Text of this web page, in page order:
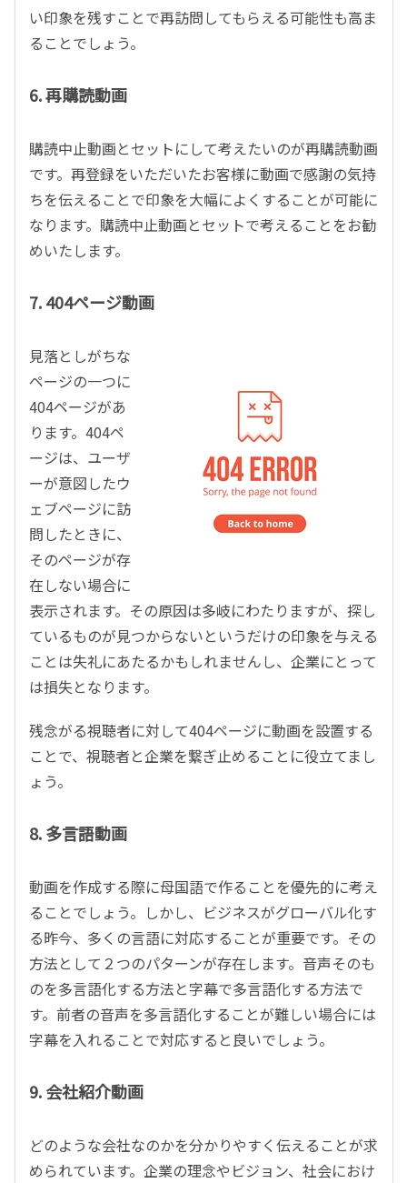
い印象を残すことで再訪問してもらえる可能性も高ま
ることでしょう。
6. 再購読動画
購読中止動画とセットにして考えたいのが再購読動画
です。再登録をいただいたお客様に動画で感謝の気持
ちを伝えることで印象を大幅によくすることが可能に
なります。購読中止動画とセットで考えることをお勧
めいたします。
7. 404ページ動画
見落としがちな
ページの一つに
404ページがあ
ります。404ペ
ージは、ユーザ
ーが意図したウ
ェブページに訪
問したときに、
そのページが存
在しない場合に
表示されます。その原因は多岐にわたりますが、探し
ているものが見つからないというだけの印象を与える
ことは失礼にあたるかもしれませんし、企業にとって
は損失となります。
残念がる視聴者に対して404ページに動画を設置する
ことで、視聴者と企業を繋ぎ止めることに役立てまし
ょう。
8. 多言語動画
動画を作成する際に母国語で作ることを優先的に考え
ることでしょう。しかし、ビジネスがグローバル化す
る昨今、多くの言語に対応することが重要です。その
方法として２つのパターンが存在します。音声そのも
のを多言語化する方法と字幕で多言語化する方法で
す。前者の音声を多言語化することが難しい場合には
字幕を入れることで対応すると良いでしょう。
9. 会社紹介動画
どのような会社なのかを分かりやすく伝えることが求
められています。企業の理念やビジョン、社会におけ